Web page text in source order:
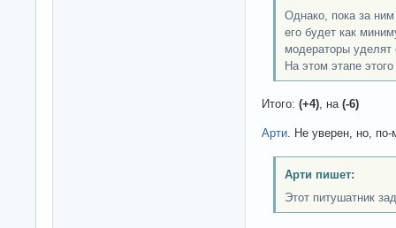
Однако, пока за
его будет как
модераторы
На этом этапе
Итого: (+4), на (-6)
Арти. Не уверен, но, по-
Арти пишет:
Этот питушатник